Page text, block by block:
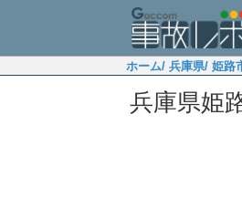
ホーム/ 兵庫県/ 姫路
兵庫県姫